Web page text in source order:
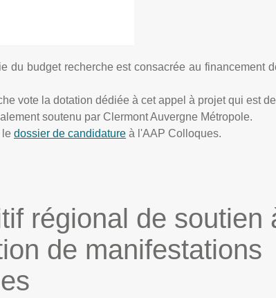
du budget recherche est consacrée au financement
vote la dotation dédiée à cet appel à projet qui est
soutenu par Clermont Auvergne Métropole.
dossier de candidatureà l'AAP Colloques.
régional de soutien
de manifestations